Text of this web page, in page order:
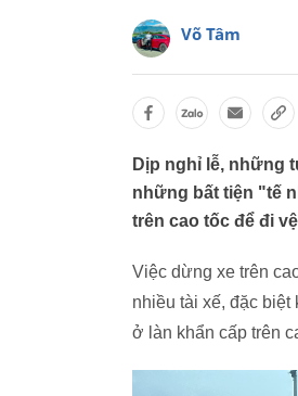
Võ Tâm
Dịp nghỉ lễ, những
những bất tiện "tế
trên cao tốc để đi
Việc dừng xe trên
nhiều tài xế, đặc
ở làn khẩn cấp trên